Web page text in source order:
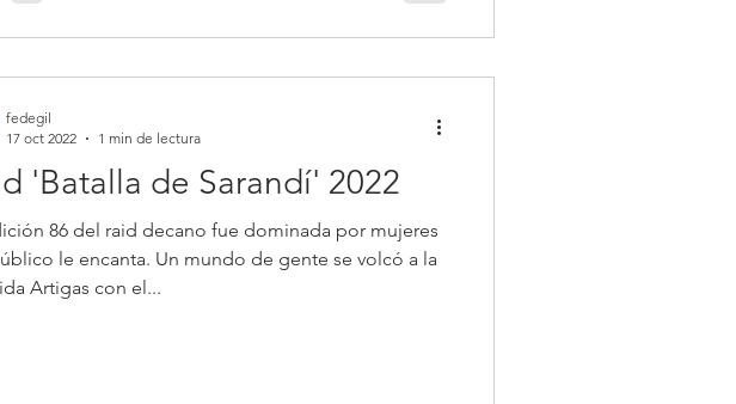
'Batalla de Sarandí' 2022
86 del raid decano fue dominada por mujeres
le encanta. Un mundo de gente se volcó a la
Artigas con el...
fedegil
17 oct 2022
1 min de lectura